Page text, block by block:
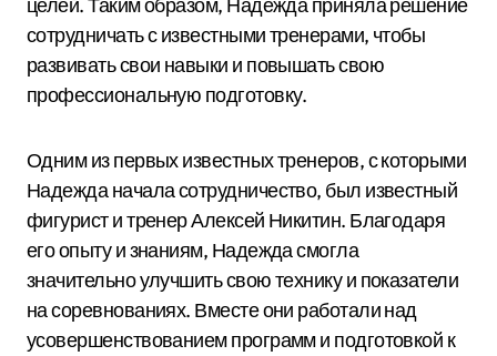
сотрудничать с известными тренерами, чтобы
развивать свои навыки и повышать свою
профессиональную подготовку.
Одним из первых известных тренеров, с которыми
Надежда начала сотрудничество, был известный
фигурист и тренер Алексей Никитин. Благодаря
его опыту и знаниям, Надежда смогла
значительно улучшить свою технику и показатели
на соревнованиях. Вместе они работали над
усовершенствованием программ и подготовкой к